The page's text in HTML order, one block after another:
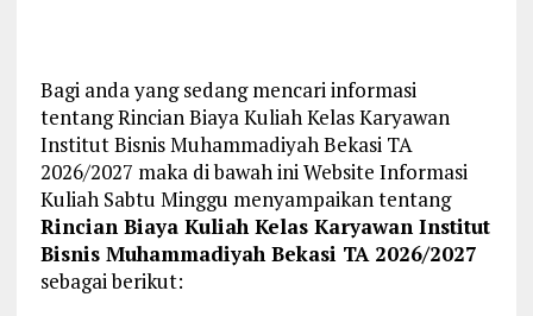
Bagi anda yang sedang mencari informasi
tentang Rincian Biaya Kuliah Kelas Karyawan
Institut Bisnis Muhammadiyah Bekasi TA
2026/2027 maka di bawah ini Website Informasi
Kuliah Sabtu Minggu menyampaikan tentang
Rincian Biaya Kuliah Kelas Karyawan Institut
Bisnis Muhammadiyah Bekasi TA 2026/2027
sebagai berikut: